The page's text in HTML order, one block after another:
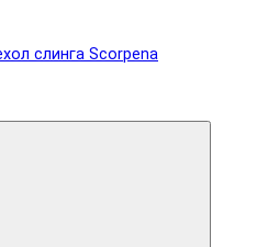
слинга Scorpena